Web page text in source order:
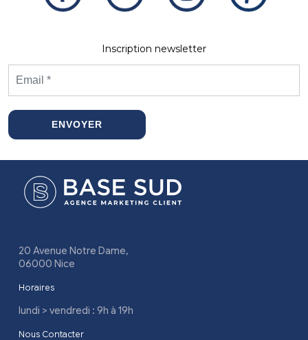
Inscription newsletter
ENVOYER
20 Avenue Notre Dame,
06000 Nice
Horaires
lundi > vendredi : 9h à 19h
Nous Contacter